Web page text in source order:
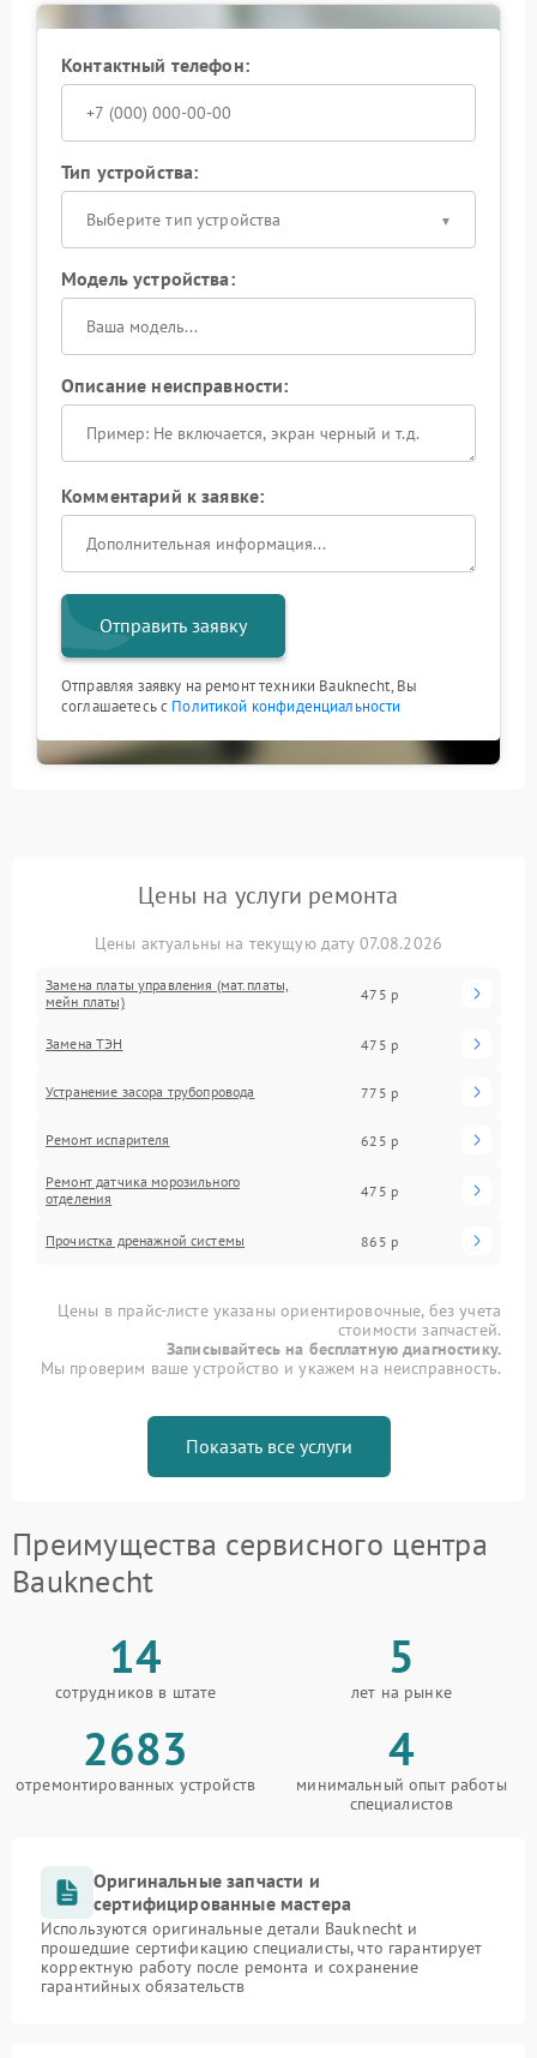
Контактный телефон:
Тип устройства:
Выберите тип устройства
Модель устройства:
Описание неисправности:
Комментарий к заявке:
Отправить заявку
Отправляя заявку на ремонт техники Bauknecht, Вы
соглашаетесь с Политикой конфиденциальности
Цены на услуги ремонта
Цены актуальны на текущую дату 07.08.2026
Замена платы управления (мат.платы,
мейн платы)
475 р
Замена ТЭН 475 р
Устранение засора трубопровода 775 р
Ремонт испарителя 625 р
Ремонт датчика морозильного
отделения
475 р
Прочистка дренажной системы 865 р
Цены в прайс-листе указаны ориентировочные, без учета
стоимости запчастей.
Записывайтесь на бесплатную диагностику.
Мы проверим ваше устройство и укажем на неисправность.
Показать все услуги
Преимущества сервисного центра
Bauknecht
14
сотрудников в штате
5
лет на рынке
2683
отремонтированных устройств
4
минимальный опыт работы
специалистов
Оригинальные запчасти и
сертифицированные мастера
Используются оригинальные детали Bauknecht и
прошедшие сертификацию специалисты, что гарантирует
корректную работу после ремонта и сохранение
гарантийных обязательств